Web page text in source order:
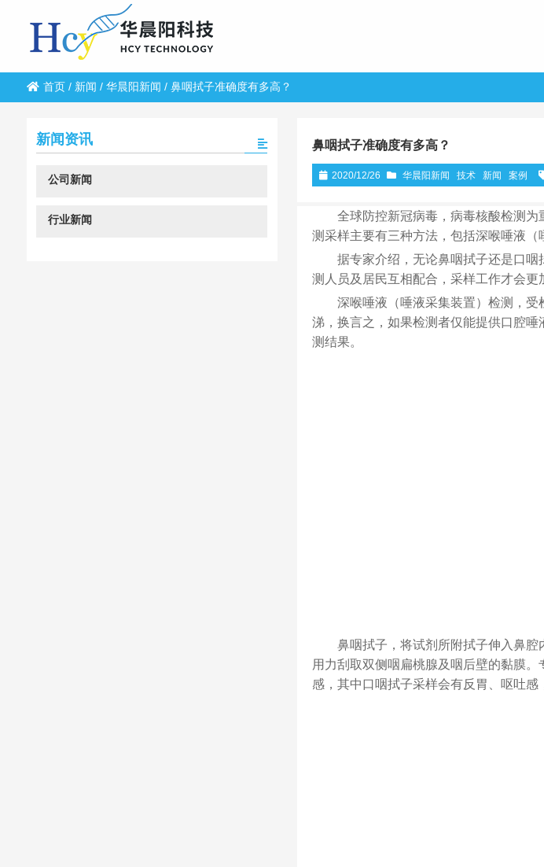
首页/ 新闻 / 华晨阳新闻 / 鼻咽拭子准确度有多高？
鼻咽拭子准确度有多高？
2020/12/26 华晨阳新闻 技术 新闻 案例
全球防控新冠病毒，病毒核酸检测
测采样主要有三种方法，包括深喉唾液（
据专家介绍，无论鼻咽拭子还是口
测人员及居民互相配合，采样工作才会更
深喉唾液（唾液采集装置）检测，受
涕，换言之，如果检测者仅能提供口腔
测结果。
鼻咽拭子，将试剂所附拭子伸入鼻
用力刮取双侧咽扁桃腺及咽后壁的黏膜
感，其中口咽拭子采样会有反胃、呕吐
新闻资讯
公司新闻
行业新闻